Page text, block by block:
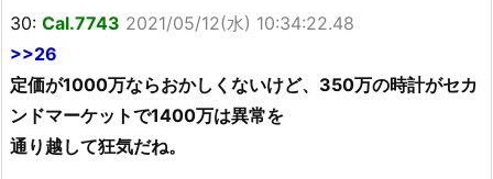
30: Cal.7743 2021/05/12(水) 10:34:22.48
>>26
定価が1000万ならおかしくないけど、350万の時計がセカ
ンドマーケットで1400万は異常を
通り越して狂気だね。